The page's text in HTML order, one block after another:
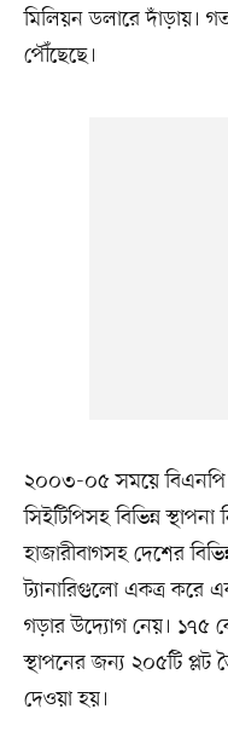
মিলিয়ন ডলারে দাঁড়ায়।
পৌঁছেছে।
২০০৩-০৫ সময়ে বিএনপি
সিইটিপিসহ বিভিন্ন স্থাপনা
হাজারীবাগসহ দেশের
ট্যানারিগুলো একত্র করে
গড়ার উদ্যোগ নেয়। ১৭৫
স্থাপনের জন্য ২০৫টি প্লট
দেওয়া হয়।